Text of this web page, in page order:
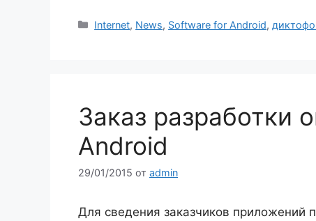
Рубрики
Internet, News, Software for Android,
Заказ разработки
Android
29/01/2015 от admin
Для сведения заказчиков приложений